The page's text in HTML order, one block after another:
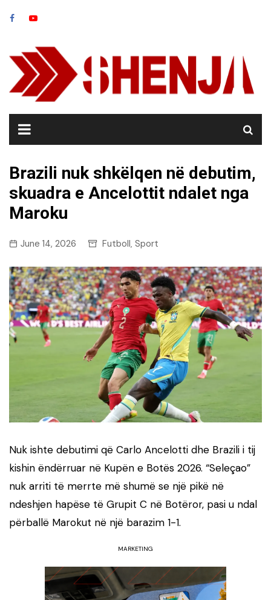
Brazili nuk shkëlqen në debutim,
skuadra e Ancelottit ndalet nga
Maroku
June 14, 2026 Futboll, Sport
Nuk ishte debutimi që Carlo Ancelotti dhe Brazili i tij
kishin ëndërruar në Kupën e Botës 2026. “Seleçao”
nuk arriti të merrte më shumë se një pikë në
ndeshjen hapëse të Grupit C në Botëror, pasi u ndal
përballë Marokut në një barazim 1-1.
MARKETING